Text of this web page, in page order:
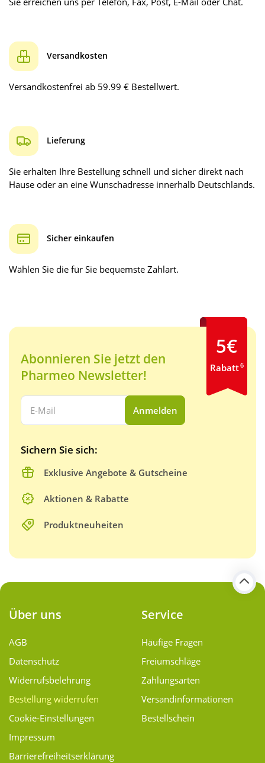
Versandkosten
Versandkostenfrei ab 59.99 € Bestellwert.
Lieferung
Sie erhalten Ihre Bestellung schnell und sicher direkt nach
Hause oder an eine Wunschadresse innerhalb Deutschlands.
Sicher einkaufen
Wählen Sie die für Sie bequemste Zahlart.
Abonnieren Sie jetzt den
Pharmeo Newsletter!
Ihre E-Mail Adresse:
Anmelden
Sichern Sie sich:
Exklusive Angebote & Gutscheine
Aktionen & Rabatte
Produktneuheiten
5€
Rabatt6
Über uns
AGB
Datenschutz
Widerrufsbelehrung
Bestellung widerrufen
Cookie-Einstellungen
Impressum
Barrierefreiheitserklärung
Service
Häufige Fragen
Freiumschläge
Zahlungsarten
Versand­informationen
Bestellschein